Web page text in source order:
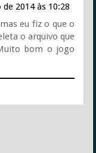
2014 às 10:28
eu fiz o que o
o arquivo que
bom o jogo